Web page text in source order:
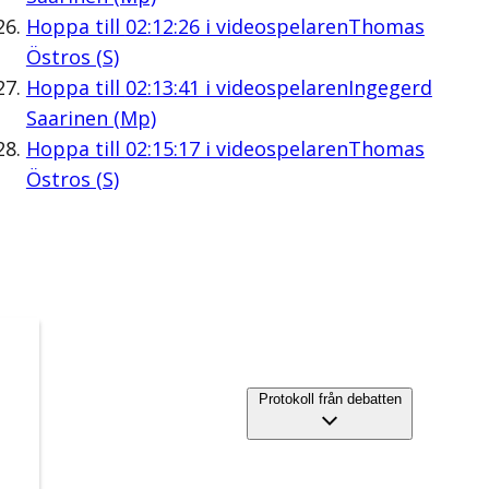
Hoppa till 02:12:26i videospelarenThomas
Östros (S)
Hoppa till 02:13:41 i videospelarenIngegerd
Saarinen (Mp)
Hoppa till 02:15:17i videospelarenThomas
Östros (S)
Protokoll från debatten